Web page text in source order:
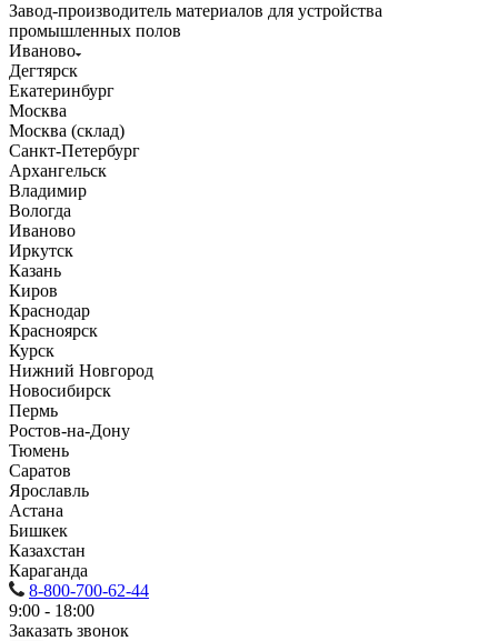
Завод-производитель материалов для устройства
промышленных полов
Иваново
Дегтярск
Екатеринбург
Москва
Москва (склад)
Санкт-Петербург
Архангельск
Владимир
Вологда
Иваново
Иркутск
Казань
Киров
Краснодар
Красноярск
Курск
Нижний Новгород
Новосибирск
Пермь
Ростов-на-Дону
Тюмень
Саратов
Ярославль
Астана
Бишкек
Казахстан
Караганда
8-800-700-62-44
9:00 - 18:00
Заказать звонок